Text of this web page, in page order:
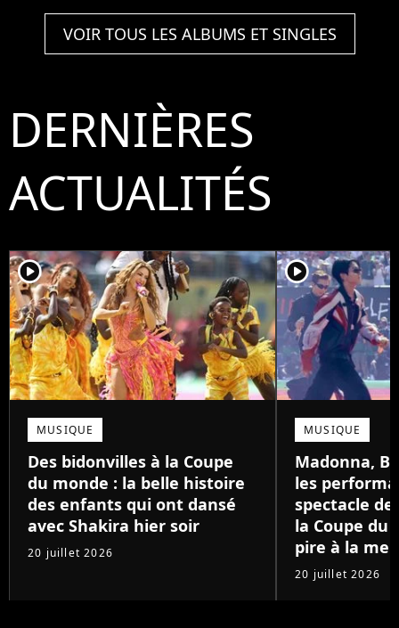
VOIR TOUS LES ALBUMS ET SINGLES
DERNIÈRES
ACTUALITÉS
player2
MUSIQUE
Des bidonvilles à la Coupe
du monde : la belle histoire
des enfants qui ont dansé
avec Shakira hier soir
20 juillet 2026
player2
MUSIQUE
Madonna,
les
spectacle
la Coupe du
pire à la
20 juillet 2026